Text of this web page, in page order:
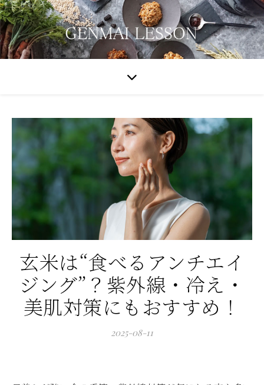
玄米は“食べるアンチエイ
ジング”？紫外線・冷え・
美肌対策にもおすすめ！
2025-08-11